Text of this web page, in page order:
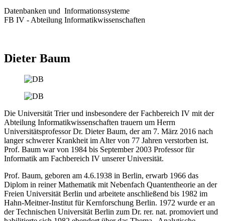
Datenbanken und Informationssysteme
FB IV - Abteilung Informatikwissenschaften
Dieter Baum
Die Universität Trier und insbesondere der Fachbereich IV mit der
Abteilung Informatikwissenschaften trauern um Herrn
Universitätsprofessor Dr. Dieter Baum, der am 7. März 2016 nach
langer schwerer Krankheit im Alter von 77 Jahren verstorben ist.
Prof. Baum war von 1984 bis September 2003 Professor für
Informatik am Fachbereich IV unserer Universität.
Prof. Baum, geboren am 4.6.1938 in Berlin, erwarb 1966 das
Diplom in reiner Mathematik mit Nebenfach Quantentheorie an der
Freien Universität Berlin und arbeitete anschließend bis 1982 im
Hahn-Meitner-Institut für Kernforschung Berlin. 1972 wurde er an
der Technischen Universität Berlin zum Dr. rer. nat. promoviert und